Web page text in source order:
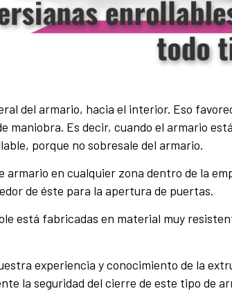
del armario, hacia el interior. Eso
maniobra. Es decir, cuando el armario
porque no sobresale del armario.
en cualquier zona dentro de la
de éste para la apertura de puertas.
está fabricadas en material muy
experiencia y conocimiento de la
la seguridad del cierre de este tipo de